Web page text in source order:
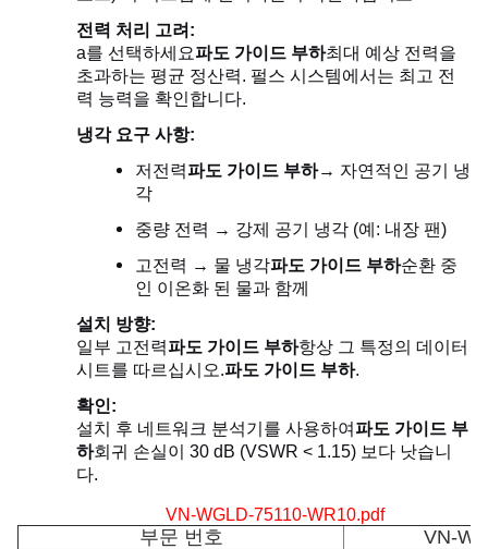
전력 처리 고려:
a를 선택하세요파도 가이드 부하최대 예상 전력을
초과하는 평균 정산력. 펄스 시스템에서는 최고 전
력 능력을 확인합니다.
냉각 요구 사항:
저전력파도 가이드 부하→ 자연적인 공기 냉
각
중량 전력 → 강제 공기 냉각 (예: 내장 팬)
고전력 → 물 냉각파도 가이드 부하순환 중
인 이온화 된 물과 함께
설치 방향:
일부 고전력파도 가이드 부하항상 그 특정의 데이터
시트를 따르십시오.파도 가이드 부하.
확인:
설치 후 네트워크 분석기를 사용하여파도 가이드 부
하회귀 손실이 30 dB (VSWR < 1.15) 보다 낫습니
다.
VN-WGLD-75110-WR10.pdf
부문 번호
VN-